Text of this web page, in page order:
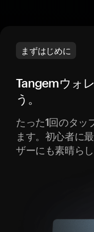
まずはじめに
Tangemウォ
う。
たった1回のタッ
ます。初心者に
ザーにも素晴ら